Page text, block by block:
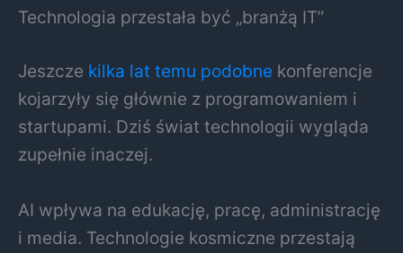
Technologia przestała być „branżą IT”
Jeszcze kilka lat temu podobne konferencje
kojarzyły się głównie z programowaniem i
startupami. Dziś świat technologii wygląda
zupełnie inaczej.
AI wpływa na edukację, pracę, administrację
i media. Technologie kosmiczne przestają